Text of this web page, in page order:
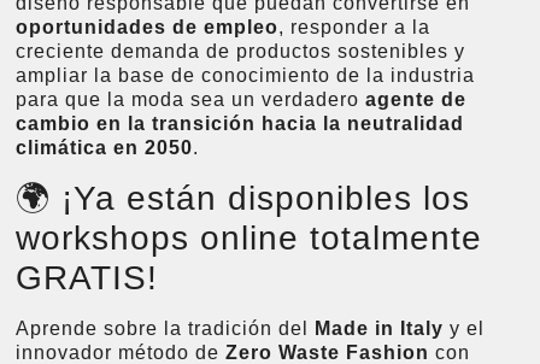
oportunidades de empleo, responder a la
creciente demanda de productos sostenibles y
ampliar la base de conocimiento de la industria
para que la moda sea un verdaderoagente de
cambio en la transición hacia la neutralidad
climática en 2050.
🌍 ¡Ya están disponibles los
workshops online totalmente
GRATIS!
Aprende sobre la tradición del Made in Italy y el
innovador método deZero Waste Fashion con